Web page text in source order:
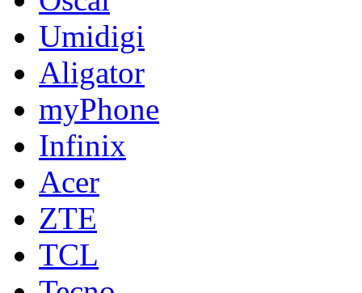
Umidigi
Aligator
myPhone
Infinix
Acer
ZTE
TCL